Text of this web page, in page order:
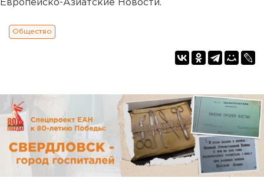
Европейско-Азиатские Новости.
Общество